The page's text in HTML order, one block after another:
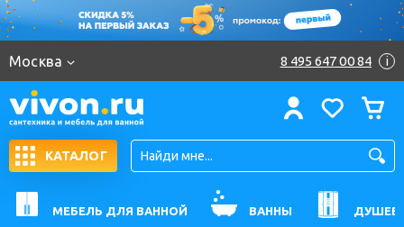
Москва 8 495 647 00 84 i
КАТАЛОГ
МЕБЕЛЬ ДЛЯ ВАННОЙ ВАННЫ